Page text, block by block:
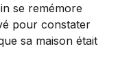
se remémore
pour constater
sa maison était